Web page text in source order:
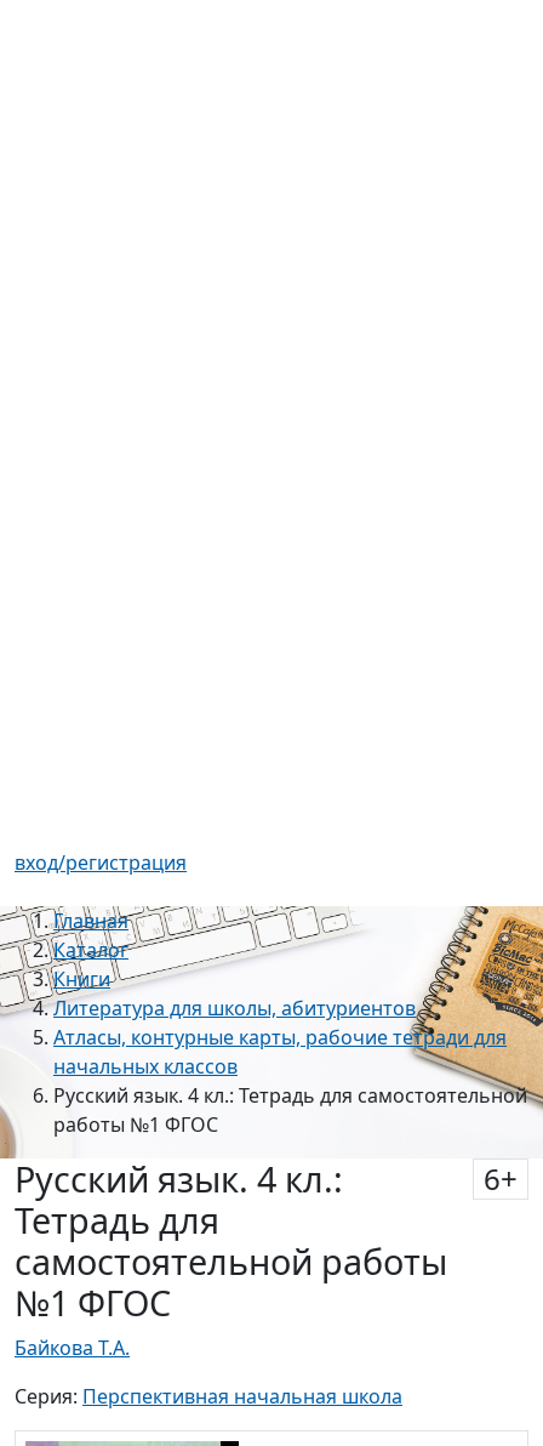
Главная
Каталог
Книги
Литература для школы, абитуриентов
Атласы, контурные карты, рабочие тетради для
начальных классов
Русский язык. 4 кл.: Тетрадь для самостоятельной
работы №1 ФГОС
Русский язык. 4 кл.:
Тетрадь для
самостоятельной работы
№1 ФГОС
Байкова Т.А.
Серия:Перспективная начальная школа